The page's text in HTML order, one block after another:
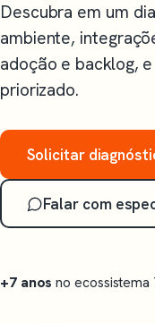
Descubra em um
ambiente,
adoção e backlog,
priorizado.
Solicitar
Falar com
+7 anos no ecossistema